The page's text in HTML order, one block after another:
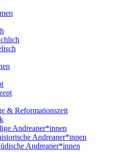
& Reformationszeit
Andreaner*innen
Andreaner*innen
Andreaner*innen